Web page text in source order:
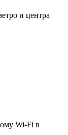
и центра
Wi-Fi в